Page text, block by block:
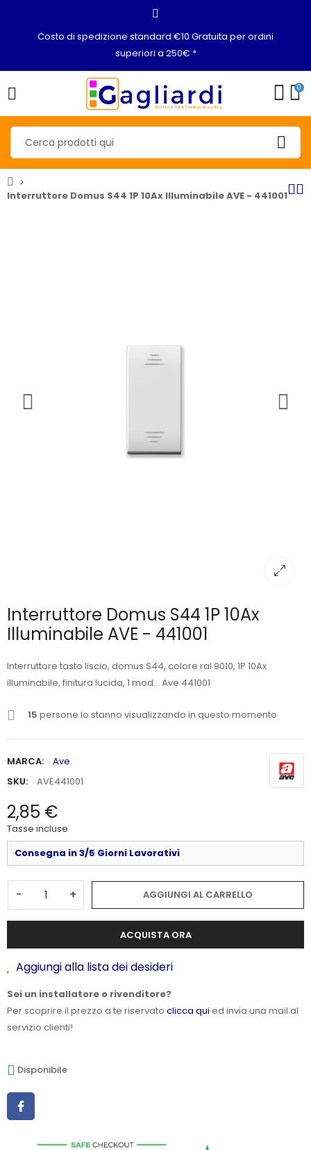
Costo di spedizione standard €10 Gratuita per ordini
superiori a 250€ *
0
Interruttore Domus S44 1P 10Ax Illuminabile AVE - 441001
Interruttore Domus S44 1P 10Ax
Illuminabile AVE - 441001
Interruttore tasto liscio, domus S44, colore ral 9010, 1P 10Ax
illuminabile, finitura lucida, 1 mod. . Ave 441001
15 persone lo stanno visualizzando in questo momento
MARCA:
Ave
SKU:
AVE441001
2,85 €
Tasse incluse
Consegna in 3/5 Giorni Lavorativi
- + AGGIUNGI AL CARRELLO
ACQUISTA ORA
Aggiungi alla lista dei desideri
Sei un installatore o rivenditore?
Per scoprire il prezzo a te riservato clicca qui ed invia una mail al
servizio clienti!
Disponibile